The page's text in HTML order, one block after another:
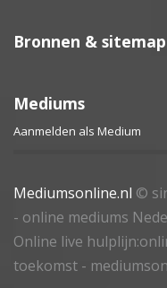
Bronnen & sitemap
Mediums
Aanmelden als Medium
Mediumsonline.nl ©
- online mediums
Online live
toekomst -